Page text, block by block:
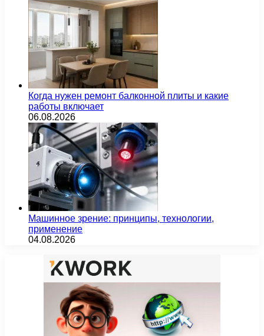
Когда нужен ремонт балконной плиты и какие
работы включает
06.08.2026
Машинное зрение: принципы, технологии,
применение
04.08.2026